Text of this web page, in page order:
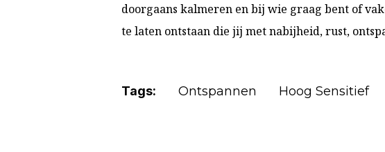
doorgaans kalmeren en bij wie graag bent of
te laten ontstaan die jij met nabijheid, rust,
Tags: Ontspannen Hoog Sensitief